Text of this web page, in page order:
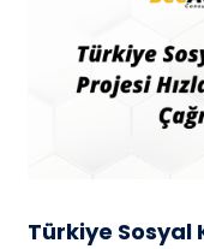
Türkiye Sosyal